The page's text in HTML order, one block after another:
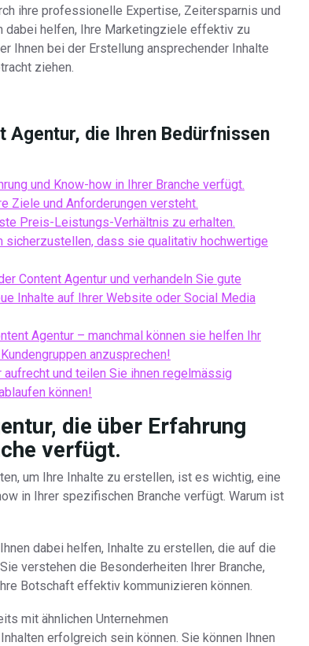
ihre professionelle Expertise, Zeitersparnis und
dabei helfen, Ihre Marketingziele effektiv zu
Ihnen bei der Erstellung ansprechender Inhalte
ziehen.
Agentur, die Ihren Bedürfnissen
und Know-how in Ihrer Branche verfügt.
Ziele und Anforderungen versteht.
Preis-Leistungs-Verhältnis zu erhalten.
sicherzustellen, dass sie qualitativ hochwertige
Content Agentur und verhandeln Sie gute
Inhalte auf Ihrer Website oder Social Media
Agentur – manchmal können sie helfen Ihr
anzusprechen!
und teilen Sie ihnen regelmässig
können!
die über Erfahrung
verfügt.
um Ihre Inhalte zu erstellen, ist es wichtig, eine
in Ihrer spezifischen Branche verfügt. Warum ist
dabei helfen, Inhalte zu erstellen, die auf die
verstehen die Besonderheiten Ihrer Branche,
Botschaft effektiv kommunizieren können.
mit ähnlichen Unternehmen
erfolgreich sein können. Sie können Ihnen